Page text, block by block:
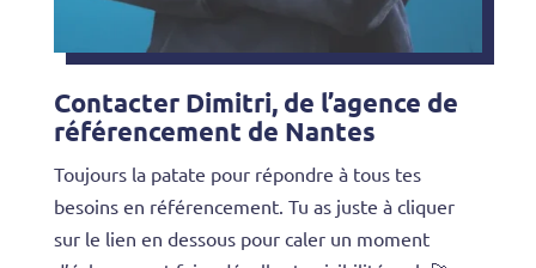
Contacter Dimitri, de l’agence de
référencement de Nantes
Toujours la patate pour répondre à tous tes
besoins en référencement. Tu as juste à cliquer
sur le lien en dessous pour caler un moment